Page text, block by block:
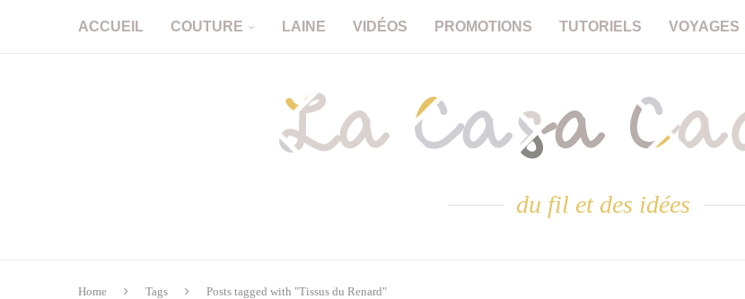
ACCUEIL COUTURE LAINE VIDÉOS PROMOTIONS TUTORIELS VOYAGES
du fil et des idées
Home Tags Posts tagged with "Tissus du Renard"